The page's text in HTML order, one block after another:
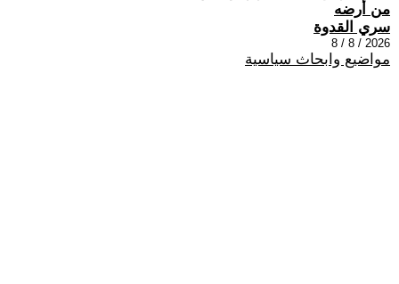
من أرضه
سري القدوة
2026 / 8 / 8
مواضيع وابحاث سياسية